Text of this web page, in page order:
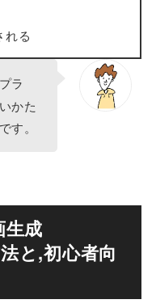
れる
プラ
かた
す。
生成
と,初心者向